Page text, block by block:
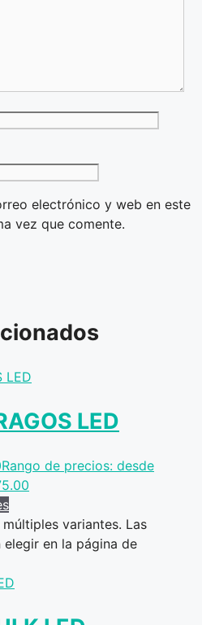
electrónico y web en este
vez que comente.
LED
Rango de precios: desde
variantes. Las
en la página de